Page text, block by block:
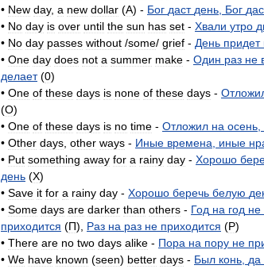
• New day, a new dollar (A) - Бог даст день Бог
• No day is over until the sun has set - Хвали утро
• No day passes without /some/ grief - День придет
• One day does not a summer make - Один раз не
делает(0)
• One of these days is none of these days -
(O)
• One of these days is no time - Отложил на осень
• Other days other ways - Иные времена иные
• Put something away for a rainy day - Хорошо
день (X)
• Save it for a rainy day - Хорошо беречь белую
• Some days are darker than others - Год на год не
приходится (П), Раз на раз не приходится (P)
• There are no two days alike - Пора на пору не
• We have known (seen) better days - Был конь да